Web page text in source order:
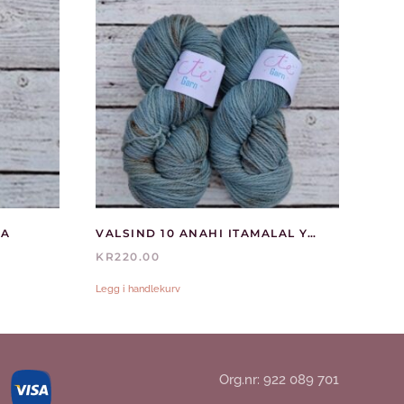
VALSIND 10 ANAHI ITAMALAL YARN
KR220.00
Legg i handlekurv
Org.nr: 922 089 701